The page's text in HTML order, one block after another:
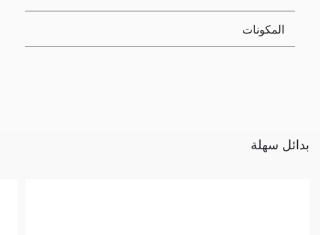
المكونات
بدائل سهلة